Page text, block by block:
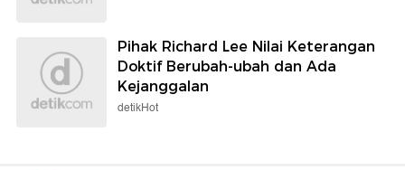
Pihak Richard Lee Nilai Keterangan
Doktif Berubah-ubah dan Ada
Kejanggalan
detikHot